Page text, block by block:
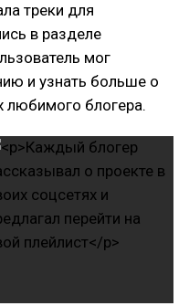
треки для
в разделе
мог
и узнать больше о
любимого блогера.